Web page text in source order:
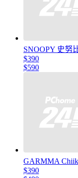
SNOOPY 史努
$390
$590
GARMMA
$390